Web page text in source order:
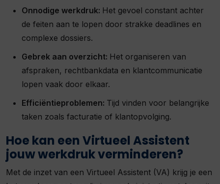
Onnodige werkdruk: Het gevoel constant achter
de feiten aan te lopen door strakke deadlines en
complexe dossiers.
Gebrek aan overzicht: Het organiseren van
afspraken, rechtbankdata en klantcommunicatie
lopen vaak door elkaar.
Efficiëntieproblemen: Tijd vinden voor belangrijke
taken zoals facturatie of klantopvolging.
Hoe kan een Virtueel Assistent
jouw werkdruk verminderen?
Met de inzet van een Virtueel Assistent (VA) krijg je een